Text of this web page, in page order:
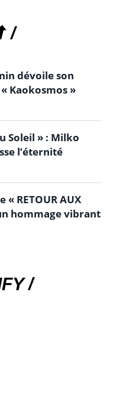
/
dévoile son
Kaokosmos »
Soleil » : Milko
l’éternité
« RETOUR AUX
hommage vibrant
/